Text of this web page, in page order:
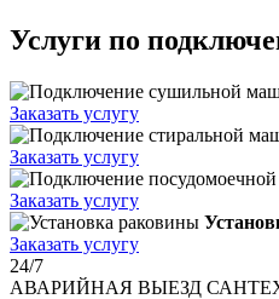
Услуги по
Заказать услугу
Заказать услугу
Заказать услугу
Заказать услугу
24/7
АВАРИЙНАЯ ВЫЕЗД